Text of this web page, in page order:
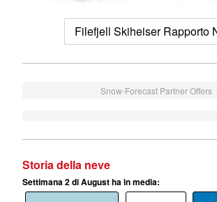
Filefjell Skiheiser Rapporto
Snow-Forecast Partner Offers
Storia della neve
Settimana 2 di August ha in media: